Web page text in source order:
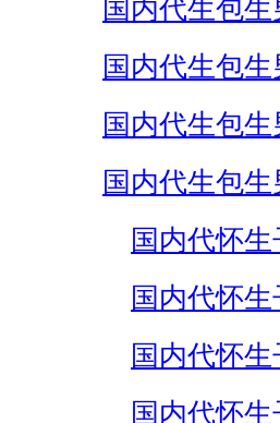
国内代生包
国内代生包
国内代生包
国内代生包生
国内代怀
国内代怀生
国内代怀
国内代怀生